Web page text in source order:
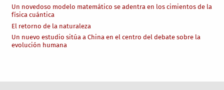
Un novedoso modelo matemático se adentra en los cimientos de la
física cuántica
El retorno de la naturaleza
Un nuevo estudio sitúa a China en el centro del debate sobre la
evolución humana